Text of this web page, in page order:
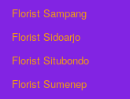
Florist Sampang
Florist Sidoarjo
Florist Situbondo
Florist Sumenep